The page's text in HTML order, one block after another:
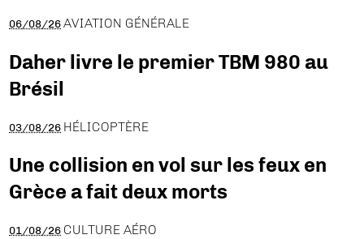
06/08/26 AVIATION GÉNÉRALE
Daher livre le premier TBM 980 au
Brésil
03/08/26 HÉLICOPTÈRE
Une collision en vol sur les feux en
Grèce a fait deux morts
01/08/26 CULTURE AÉRO